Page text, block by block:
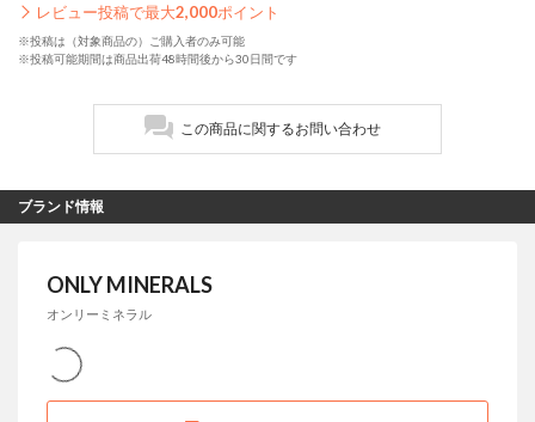
レビュー投稿で最大2,000ポイント
※投稿は（対象商品の）ご購入者のみ可能
※投稿可能期間は商品出荷48時間後から30日間です
この商品に関するお問い合わせ
ブランド情報
ONLY MINERALS
オンリーミネラル